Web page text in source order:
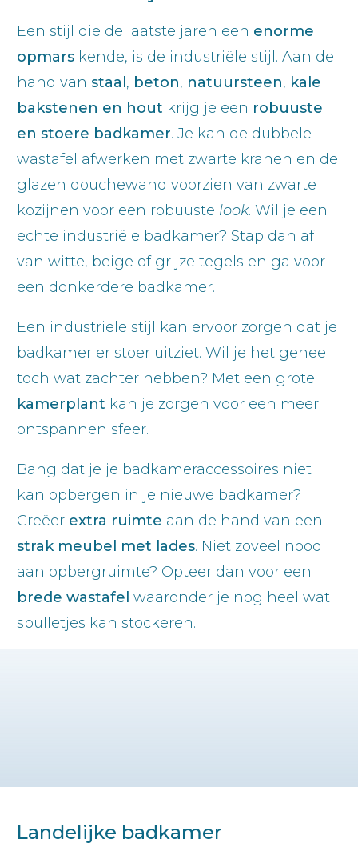
Een stijl die de laatste jaren een enorme
opmars kende, is de industriële stijl. Aan de
hand van staal , beton, natuursteen, kale
bakstenen en hout krijg je een robuuste
en stoere badkamer. Je kan de dubbele
wastafel afwerken met zwarte kranen en de
glazen douchewand voorzien van zwarte
kozijnen voor een robuuste look. Wil je een
echte industriële badkamer? Stap dan af
van witte, beige of grijze tegels en ga voor
een donkerdere badkamer.
Een industriële stijl kan ervoor zorgen dat je
badkamer er stoer uitziet. Wil je het geheel
toch wat zachter hebben? Met een grote
kamerplant kan je zorgen voor een meer
ontspannen sfeer.
Bang dat je je badkameraccessoires niet
kan opbergen in je nieuwe badkamer?
Creëer extra ruimte aan de hand van een
strak meubel met lades. Niet zoveel nood
aan opbergruimte? Opteer dan voor een
brede wastafel waaronder je nog heel wat
spulletjes kan stockeren.
Landelijke badkamer